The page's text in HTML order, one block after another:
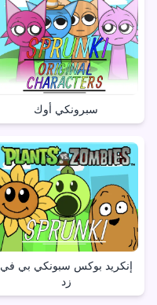
سبرونكي أوك
إنكريد بوكس سبونكي بي في
زد